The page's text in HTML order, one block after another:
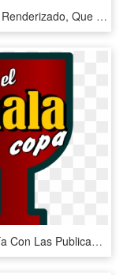
En Un Árbol De Renderizado, Que Se Utiliza Para Calcular - Critical Render Path, HD Png Download
Para Estar Al Día Con Las Publicaciones De Este Blog - Letreros El Mala Copa, HD Png Download